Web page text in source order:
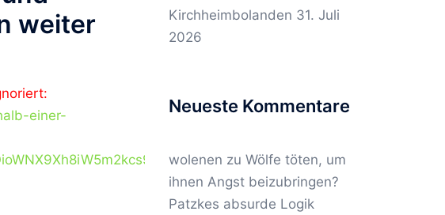
weiter
einer-
Kirchheimbolanden 31. Juli
2026
Neueste Kommentare
wolenen zu Wölfe töten, um
ihnen Angst beizubringen?
Patzkes absurde Logik